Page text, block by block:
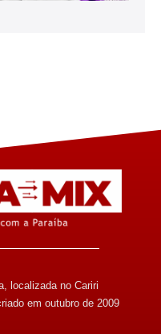
localizada no Cariri
em outubro de 2009